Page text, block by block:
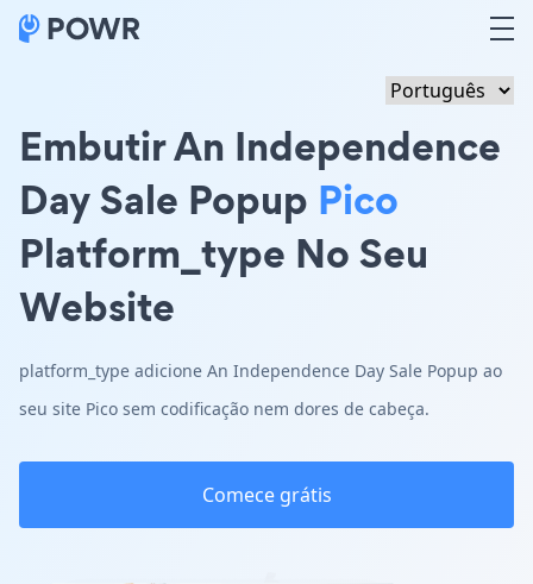
Embutir An Independence
Day Sale Popup Pico
Platform_type No Seu
Website
platform_type adicione An Independence Day Sale Popup ao
seu site Pico sem codificação nem dores de cabeça.
Comece grátis